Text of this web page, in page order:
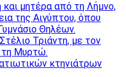
μητέρα από τη Λήμνο,
της Αιγύπτου, όπου
Θηλέων.
Τριάντη, με τον
τη Μυρτώ.
κτηνιάτρων